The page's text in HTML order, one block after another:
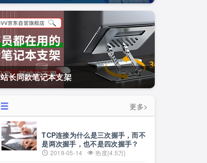
站长同款笔记本支架
更多>
TCP连接为什么是三次握手，而不
是两次握手，也不是四次握手？
2019-05-14 热度{4.5万}